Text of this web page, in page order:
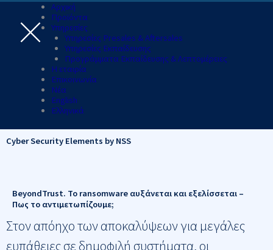
Αρχική
Προϊόντα
Υπηρεσίες
Υπηρεσίες Presales & Aftersales
Υπηρεσίες Εκπαίδευσης
Προγράμματα Εκπαίδευσης & Λεπτομέρειες
Η εταιρία
Επικοινωνία
Νέα
English
Ελληνικά
Cyber Security Elements by NSS
BeyondTrust. Το ransomware αυξάνεται και εξελίσσεται –
Πως το αντιμετωπίζουμε;
Στον απόηχο των αποκαλύψεων για μεγάλες
ευπάθειες σε δημοφιλή συστήματα, οι